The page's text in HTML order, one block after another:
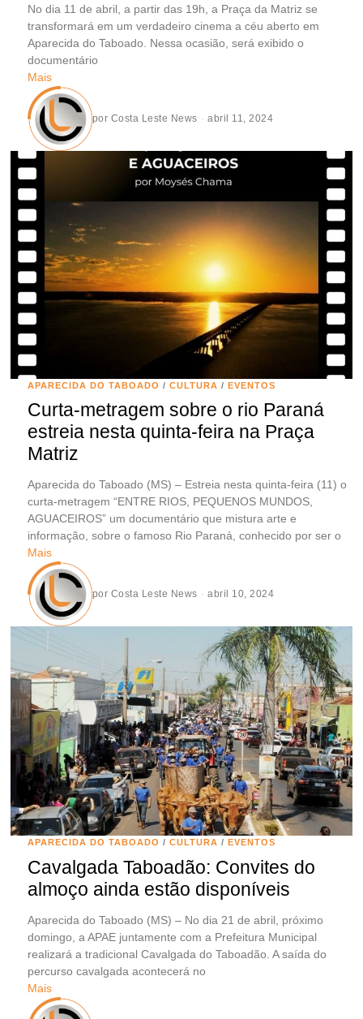
No dia 11 de abril, a partir das 19h, a Praça da Matriz se
transformará em um verdadeiro cinema a céu aberto em
Aparecida do Taboado. Nessa ocasião, será exibido o
documentário
Mais
por Costa Leste News abril 11, 2024
APARECIDA DO TABOADO / CULTURA / EVENTOS
Curta-metragem sobre o rio Paraná
estreia nesta quinta-feira na Praça
Matriz
Aparecida do Taboado (MS) – Estreia nesta quinta-feira (11) o
curta-metragem “ENTRE RIOS, PEQUENOS MUNDOS,
AGUACEIROS” um documentário que mistura arte e
informação, sobre o famoso Rio Paraná, conhecido por ser o
Mais
por Costa Leste News abril 10, 2024
APARECIDA DO TABOADO / CULTURA / EVENTOS
Cavalgada Taboadão: Convites do
almoço ainda estão disponíveis
Aparecida do Taboado (MS) – No dia 21 de abril, próximo
domingo, a APAE juntamente com a Prefeitura Municipal
realizará a tradicional Cavalgada do Taboadão. A saída do
percurso cavalgada acontecerá no
Mais